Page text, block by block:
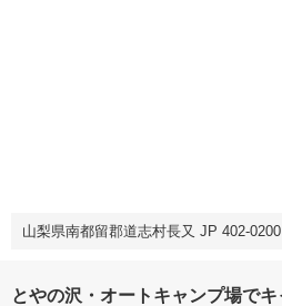
山梨県南都留郡道志村長又 JP 402-0200
とやの沢・オートキャンプ場でキ